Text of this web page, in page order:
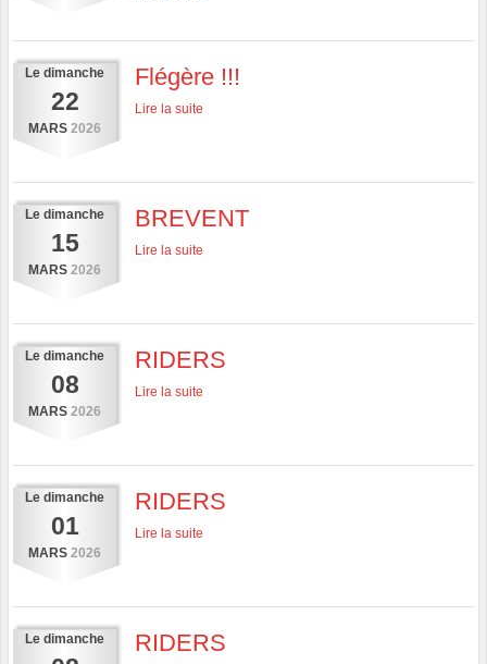
Le dimanche
22
MARS 2026
Flégère !!!
Lire la suite
Le dimanche
15
MARS 2026
BREVENT
Lire la suite
Le dimanche
08
MARS 2026
RIDERS
Lire la suite
Le dimanche
01
MARS 2026
RIDERS
Lire la suite
Le dimanche RIDERS